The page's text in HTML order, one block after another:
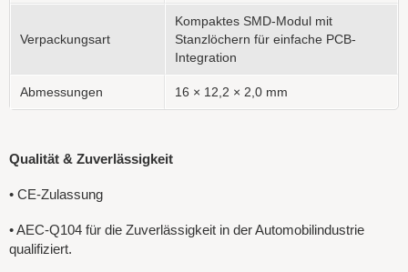
Verpackungsart
Kompaktes SMD-Modul mit
Stanzlöchern für einfache PCB-
Integration
Abmessungen 16 × 12,2 × 2,0 mm
Qualität & Zuverlässigkeit
• CE-Zulassung
• AEC-Q104 für die Zuverlässigkeit in der Automobilindustrie
qualifiziert.